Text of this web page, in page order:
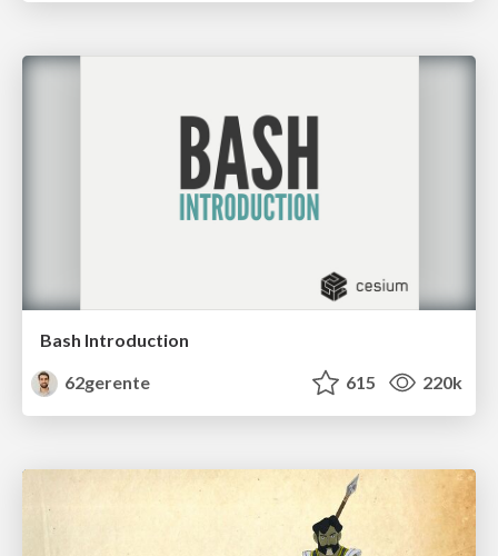
Bash Introduction
62gerente
615 220k